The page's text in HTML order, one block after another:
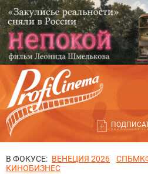
В ФОКУСЕ: ВЕНЕЦИЯ 2026
КИНОБИЗНЕС